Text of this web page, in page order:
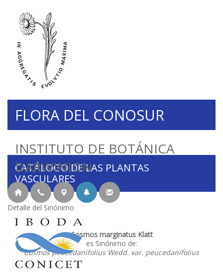
INSTITUTO DE BOTÁNICA
DARWINION
FLORA DEL CONOSUR
CATÁLOGO DE LAS PLANTAS
VASCULARES
Detalle del Sinónimo
Cosmos marginatus Klatt
es Sinónimo de:
Cosmos peucedanifolius Wedd. var. peucedanifolius